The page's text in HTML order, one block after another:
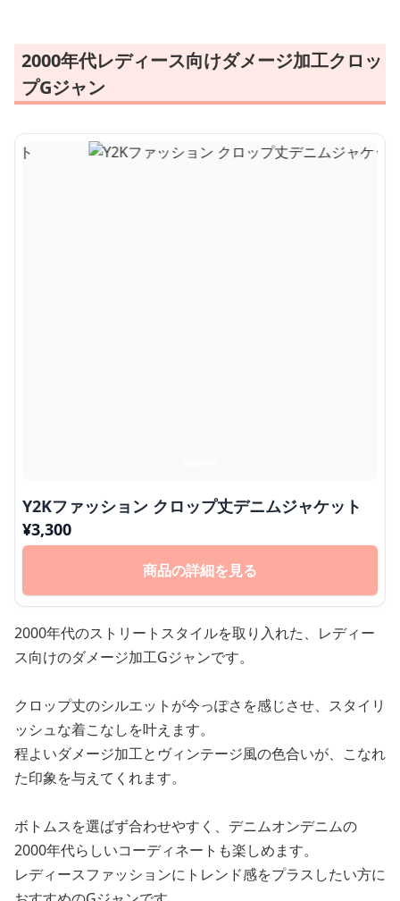
2000年代レディース向けダメージ加工クロッ
プGジャン
Y2Kファッション クロップ丈デニムジャケット
¥3,300
商品の詳細を見る
2000年代のストリートスタイルを取り入れた、レディー
ス向けのダメージ加工Gジャンです。
クロップ丈のシルエットが今っぽさを感じさせ、スタイリ
ッシュな着こなしを叶えます。
程よいダメージ加工とヴィンテージ風の色合いが、こなれ
た印象を与えてくれます。
ボトムスを選ばず合わせやすく、デニムオンデニムの
2000年代らしいコーディネートも楽しめます。
レディースファッションにトレンド感をプラスしたい方に